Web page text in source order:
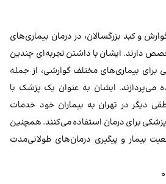
و کبد بزرگسالان، در درمان بیماری‌های
دارند. ایشان با داشتن تجربه‌ای چندین
برای بیماری‌های مختلف گوارشی، از جمله
می‌پردازند. ایشان به‌ عنوان یک پزشک با
دیگر در تهران به بیماران خود خدمات
برای درمان استفاده می‌کنند. همچنین
بیمار و پیگیری درمان‌های طولانی‌مدت